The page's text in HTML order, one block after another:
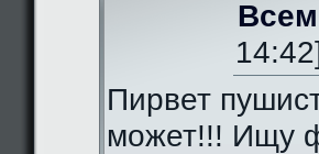
Пирвет
может!!! Ищу